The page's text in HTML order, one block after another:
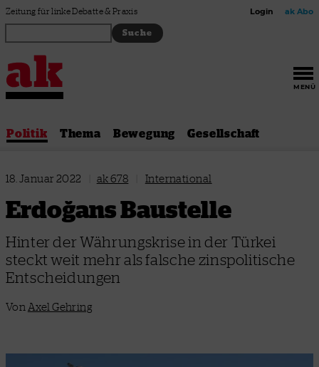
Zum Inhalt springen
Zeitung für linke Debatte & Praxis Login ak Abo
MENÜ
Politik Thema Bewegung Gesellschaft
18. Januar 2022 ak 678 International
Erdoğans Baustelle
Hinter der Währungskrise in der Türkei
steckt weit mehr als falsche zinspolitische
Entscheidungen
Von Axel Gehring